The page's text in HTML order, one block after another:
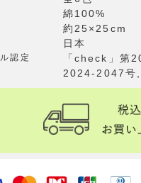
綿100%
約25×25cm
日本
認定
「check」第
2024-2047号